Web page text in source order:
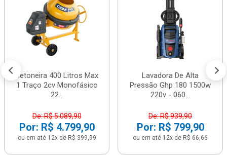
Betoneira 400 Litros Max
1 Traço 2cv Monofásico
22...
De: R$ 5.089,90
Por: R$ 4.799,90
ou em até 12x de R$ 399,99
Lavadora De Alta
Pressão Ghp 180 1500w
220v - 060...
De: R$ 939,90
Por: R$ 799,90
ou em até 12x de R$ 66,66